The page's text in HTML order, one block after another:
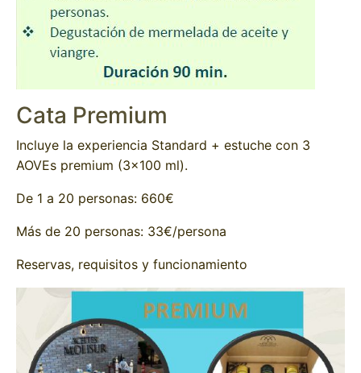
Cata Premium
Incluye la experiencia Standard + estuche con 3
AOVEs premium (3×100 ml).
De 1 a 20 personas: 660€
Más de 20 personas: 33€/persona
Reservas, requisitos y funcionamiento